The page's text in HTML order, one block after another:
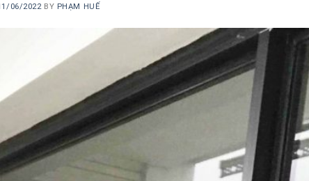
06/2022 BY PHẠM HUẾ